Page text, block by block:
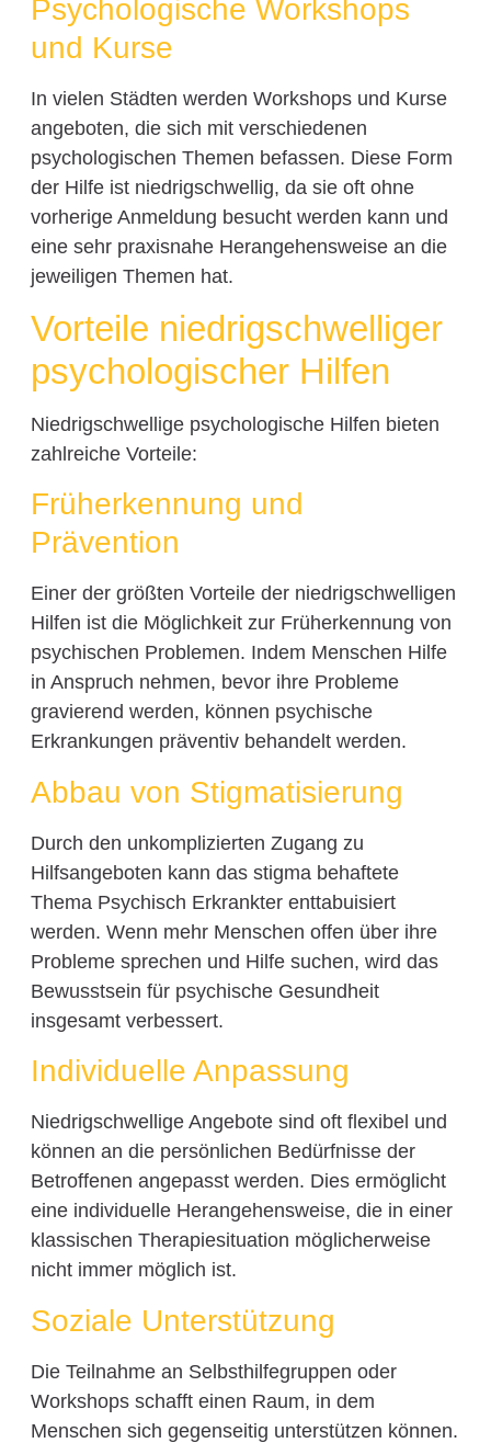
Psychologische Workshops
und Kurse
In vielen Städten werden Workshops und Kurse
angeboten, die sich mit verschiedenen
psychologischen Themen befassen. Diese Form
der Hilfe ist niedrigschwellig, da sie oft ohne
vorherige Anmeldung besucht werden kann und
eine sehr praxisnahe Herangehensweise an die
jeweiligen Themen hat.
Vorteile niedrigschwelliger
psychologischer Hilfen
Niedrigschwellige psychologische Hilfen bieten
zahlreiche Vorteile:
Früherkennung und
Prävention
Einer der größten Vorteile der niedrigschwelligen
Hilfen ist die Möglichkeit zur Früherkennung von
psychischen Problemen. Indem Menschen Hilfe
in Anspruch nehmen, bevor ihre Probleme
gravierend werden, können psychische
Erkrankungen präventiv behandelt werden.
Abbau von Stigmatisierung
Durch den unkomplizierten Zugang zu
Hilfsangeboten kann das stigma behaftete
Thema Psychisch Erkrankter enttabuisiert
werden. Wenn mehr Menschen offen über ihre
Probleme sprechen und Hilfe suchen, wird das
Bewusstsein für psychische Gesundheit
insgesamt verbessert.
Individuelle Anpassung
Niedrigschwellige Angebote sind oft flexibel und
können an die persönlichen Bedürfnisse der
Betroffenen angepasst werden. Dies ermöglicht
eine individuelle Herangehensweise, die in einer
klassischen Therapiesituation möglicherweise
nicht immer möglich ist.
Soziale Unterstützung
Die Teilnahme an Selbsthilfegruppen oder
Workshops schafft einen Raum, in dem
Menschen sich gegenseitig unterstützen können.